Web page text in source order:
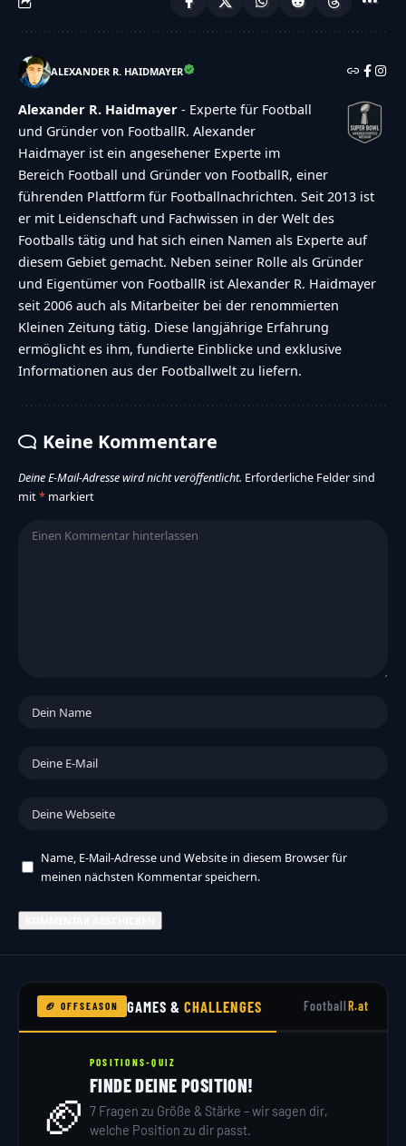
ALEXANDER R. HAIDMAYER
Alexander R. Haidmayer - Experte für Football
und Gründer von FootballR. Alexander
Haidmayer ist ein angesehener Experte im
Bereich Football und Gründer von FootballR, einer
führenden Plattform für Footballnachrichten. Seit 2013 ist
er mit Leidenschaft und Fachwissen in der Welt des
Footballs tätig und hat sich einen Namen als Experte auf
diesem Gebiet gemacht. Neben seiner Rolle als Gründer
und Eigentümer von FootballR ist Alexander R. Haidmayer
seit 2006 auch als Mitarbeiter bei der renommierten
Kleinen Zeitung tätig. Diese langjährige Erfahrung
ermöglicht es ihm, fundierte Einblicke und exklusive
Informationen aus der Footballwelt zu liefern.
Keine Kommentare
Deine E-Mail-Adresse wird nicht veröffentlicht. Erforderliche Felder sind
mit* markiert
Name, E-Mail-Adresse und Website in diesem Browser für
meinen nächsten Kommentar speichern.
🏈 OFFSEASON GAMES &CHALLENGES FootballR.at
🏈
POSITIONS-QUIZ
FINDE DEINE POSITION!
7 Fragen zu Größe & Stärke – wir sagen dir,
welche Position zu dir passt.